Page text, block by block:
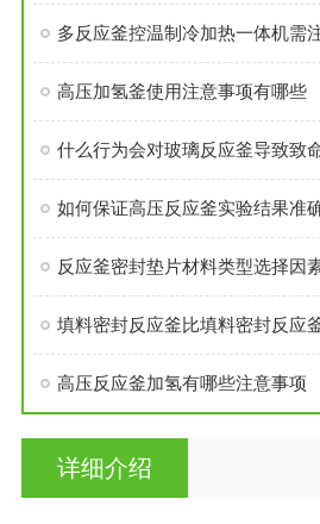
多反应釜控温制冷加热一体机需
高压加氢釜使用注意事项有哪些
什么行为会对玻璃反应釜导致致
如何保证高压反应釜实验结果准
反应釜密封垫片材料类型选择因
填料密封反应釜比填料密封反应
高压反应釜加氢有哪些注意事项
详细介绍